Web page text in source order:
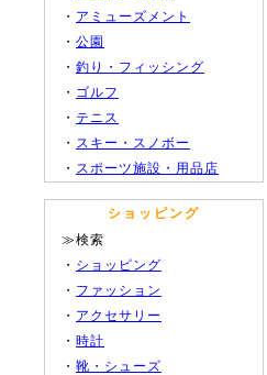
・ アミューズメント
・ 公園
・ 釣り・フィッシング
・ ゴルフ
・ テニス
・ スキー・スノボー
・ スポーツ施設・用品店
ショッピング
≫検索
・ ショッピング
・ ファッション
・ アクセサリー
・ 時計
・ 靴・シューズ